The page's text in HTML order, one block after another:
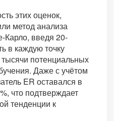
этих оценок,
метод анализа
Карло, введя 20-
в каждую точку
потенциальных
Даже с учётом
ER оставался в
что подтверждает
тенденции к